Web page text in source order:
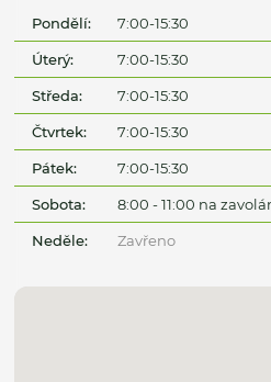
Pondělí: 7:00-15:30
Úterý: 7:00-15:30
Středa: 7:00-15:30
Čtvrtek: 7:00-15:30
Pátek: 7:00-15:30
Sobota: 8:00 - 11:00 na
Neděle: Zavřeno